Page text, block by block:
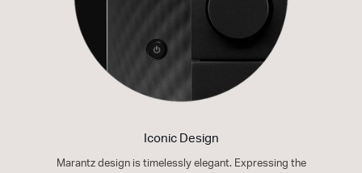
Iconic Design
Marantz design is timelessly elegant. Expressing the